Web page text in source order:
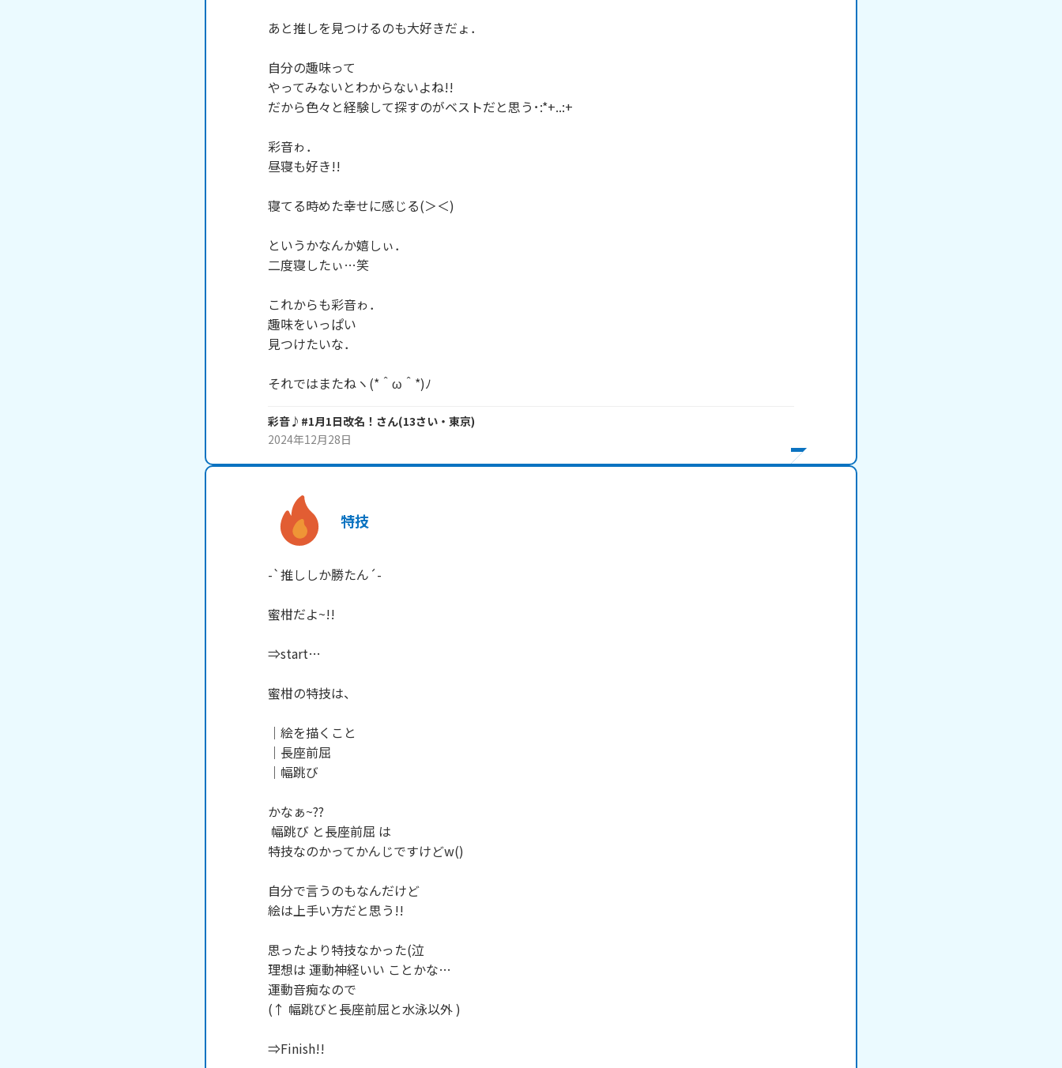
あと推しを見つけるのも大好きだょ．
自分の趣味って
やってみないとわからないよね!!
だから色々と経験して探すのがベストだと思う･:*+..:+
彩音ゎ．
昼寝も好き!!
寝てる時めた幸せに感じる(＞＜)
というかなんか嬉しぃ．
二度寝したぃ…笑
これからも彩音ゎ．
趣味をいっぱい
見つけたいな．
それではまたねヽ(*＾ω＾*)ﾉ
彩音♪#1月1日改名！ さん(13さい・ 東京)
2024年12月28日
特技
-`推ししか勝たん´-
蜜柑だよ~!!
⇒start…
蜜柑の特技は、
│絵を描くこと
│長座前屈
│幅跳び
かなぁ~??
特技なのかってかんじですけどw()
自分で言うのもなんだけど
絵は上手い方だと思う!!
思ったより特技なかった(泣
理想は 運動神経いい ことかな…
運動音痴なので
(↑ 幅跳びと長座前屈と水泳以外 )
⇒Finish!!